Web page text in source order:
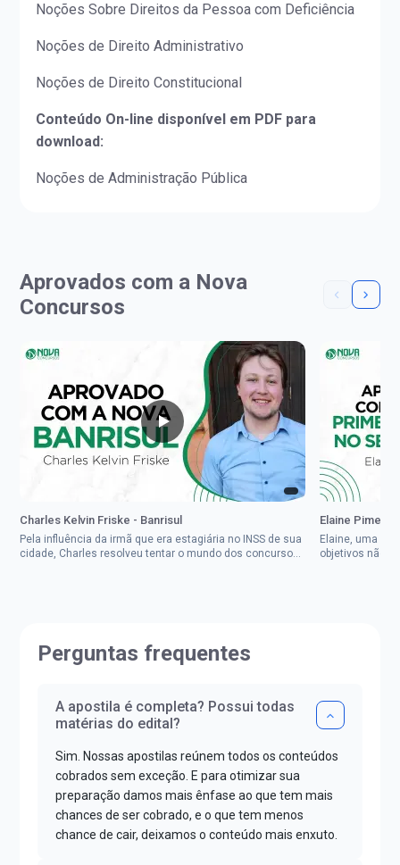
Noções Sobre Direitos da Pessoa com Deficiência
Noções de Direito Administrativo
Noções de Direito Constitucional
Conteúdo On-line disponível em PDF para
download:
Noções de Administração Pública
Aprovados com a Nova
Concursos
Charles Kelvin Friske - Banrisul
Pela influência da irmã que era estagiária no INSS de sua
cidade, Charles resolveu tentar o mundo dos concursos
Elaine
Elaine, uma
objetivos não
Perguntas frequentes
A apostila é completa? Possui todas
matérias do edital?
Sim. Nossas apostilas reúnem todos os conteúdos
cobrados sem exceção. E para otimizar sua
preparação damos mais ênfase ao que tem mais
chances de ser cobrado, e o que tem menos
chance de cair, deixamos o conteúdo mais enxuto.